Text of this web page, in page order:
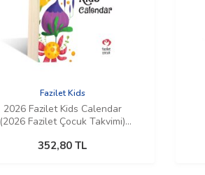
Fazilet Kids
2026 Fazilet Kids Calendar
(2026 Fazilet Çocuk Takvimi)
352,80 TL